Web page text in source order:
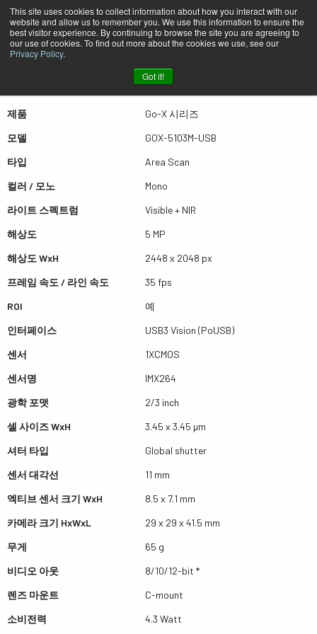
This site uses cookies to collect information about how you interact with our
website and allow us to remember you. We use this information to ensure the
best visitor experience. By continuing to browse the site you are agreeing to
our use of cookies. To find out more about the cookies we use, see our
Privacy Policy.
Got it!
퀵뷰 GOX-5103M-USB
더많은 결과를 보시려면 스크롤하세요
제품
Go-X 시리즈
모델
GOX-5103M-USB
타입
Area Scan
컬러 / 모노
Mono
라이트 스펙트럼
Visible + NIR
해상도
5 MP
해상도 WxH
2448 x 2048 px
프레임 속도 / 라인 속도
35 fps
ROI
예
인터페이스
USB3 Vision (PoUSB)
센서
1XCMOS
센서명
IMX264
광학 포맷
2/3 inch
셀 사이즈 WxH
3.45 x 3.45 µm
셔터 타입
Global shutter
센서 대각선
11 mm
엑티브 센서 크기 WxH
8.5 x 7.1 mm
카메라 크기 HxWxL
29 x 29 x 41.5 mm
무게
65 g
비디오 아웃
8/10/12-bit *
렌즈 마운트
C-mount
소비전력
4.3 Watt